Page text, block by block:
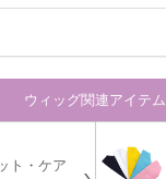
ウィッグ関連アイテム
ト・ケア